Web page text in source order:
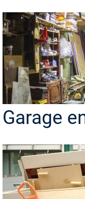
Garage